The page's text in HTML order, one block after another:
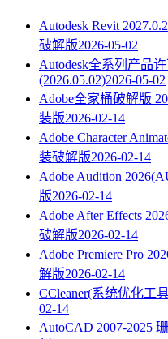
Autodesk Revit
破解版2026-05-02
Autodesk全系列产品
(2026.05.02)2026-05-02
Adobe全家桶破解版
装版2026-02-14
Adobe Character
装破解版2026-02-14
Adobe Audition
版2026-02-14
Adobe After Effects
破解版2026-02-14
Adobe Premiere Pro
解版2026-02-14
CCleaner(系统优化工
02-14
AutoCAD 2007-2025